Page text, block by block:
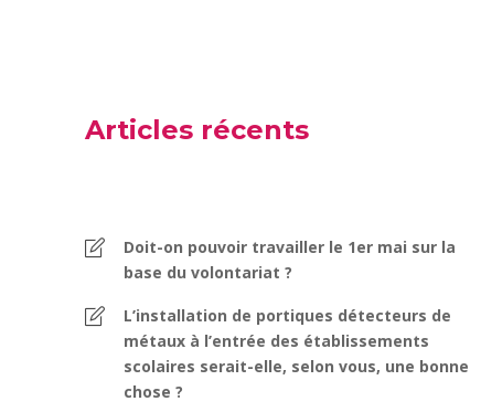
Articles récents
Doit-on pouvoir travailler le 1er mai sur la
base du volontariat ?
L’installation de portiques détecteurs de
métaux à l’entrée des établissements
scolaires serait-elle, selon vous, une bonne
chose ?